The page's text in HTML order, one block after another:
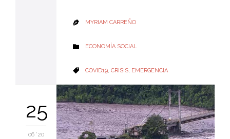
 MYRIAM CARREÑO
 CATEGORY
ECONOMÍA SOCIAL
 CATEGORY
COVID19 CRISIS EMERGENCIA
25
06 '20